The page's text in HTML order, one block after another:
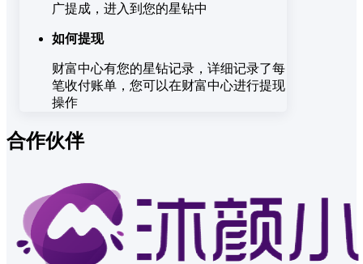
广提成，进入到您的星钻中
如何提现
财富中心有您的星钻记录，详细记录了每
笔收付账单，您可以在财富中心进行提现
操作
合作伙伴